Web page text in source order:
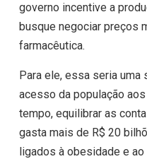
governo incentive a
busque negociar preços
farmacêutica.
Para ele, essa seria uma
acesso da população
tempo, equilibrar as
gasta mais de R$ 20
ligados à obesidade e